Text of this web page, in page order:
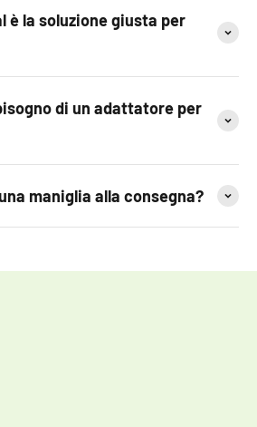
è la soluzione giusta per
di un adattatore per
maniglia alla consegna?